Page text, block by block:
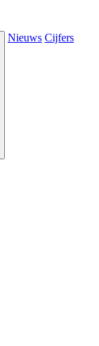
Nieuws Cijfers